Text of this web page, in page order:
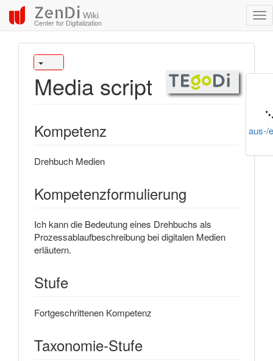
ZenDi Wiki
Center for Digitalization
aus-/
Media script
Kompetenz
Drehbuch Medien
Kompetenzformulierung
Ich kann die Bedeutung eines Drehbuchs als
Prozessablaufbeschreibung bei digitalen Medien
erläutern.
Stufe
Fortgeschrittenen Kompetenz
Taxonomie-Stufe